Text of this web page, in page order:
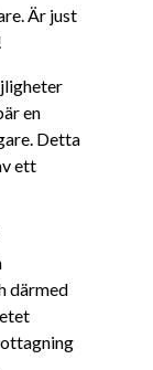
Är just
en
Detta
ett
därmed